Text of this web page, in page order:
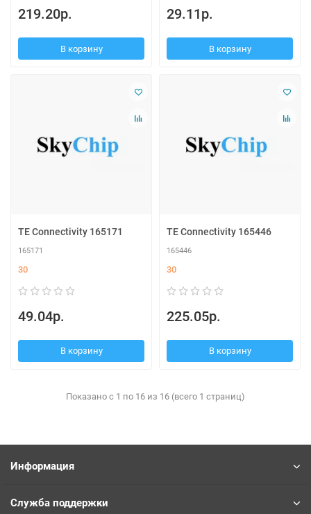
219.20р.
В корзину
29.11р.
В корзину
TE Connectivity 165171
165171
30
49.04р.
В корзину
TE Connectivity 165446
165446
30
225.05р.
В корзину
Показано с 1 по 16 из 16 (всего 1 страниц)
Информация
Служба поддержки